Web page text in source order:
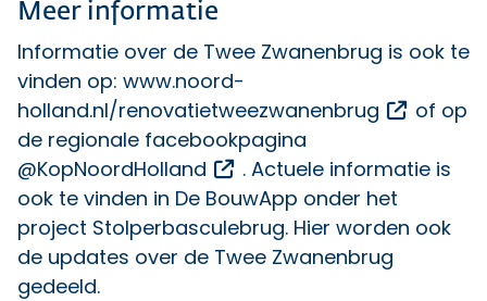
Meer informatie
Informatie over de Twee Zwanenbrug is ook te
vinden op: www.noord-
holland.nl/renovatietweezwanenbrug
Opent
of op
de regionale facebookpagina
@KopNoordHolland
Opent een externe link
. Actuele informatie is
ook te vinden in De BouwApp onder het
project Stolperbasculebrug. Hier worden ook
de updates over de Twee Zwanenbrug
gedeeld.